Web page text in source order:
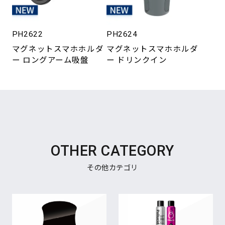
PH2622
マグネットスマホホルダ
ー ロングアーム吸盤
PH2624
マグネットスマホホルダ
ー ドリンクイン
OTHER CATEGORY
その他カテゴリ